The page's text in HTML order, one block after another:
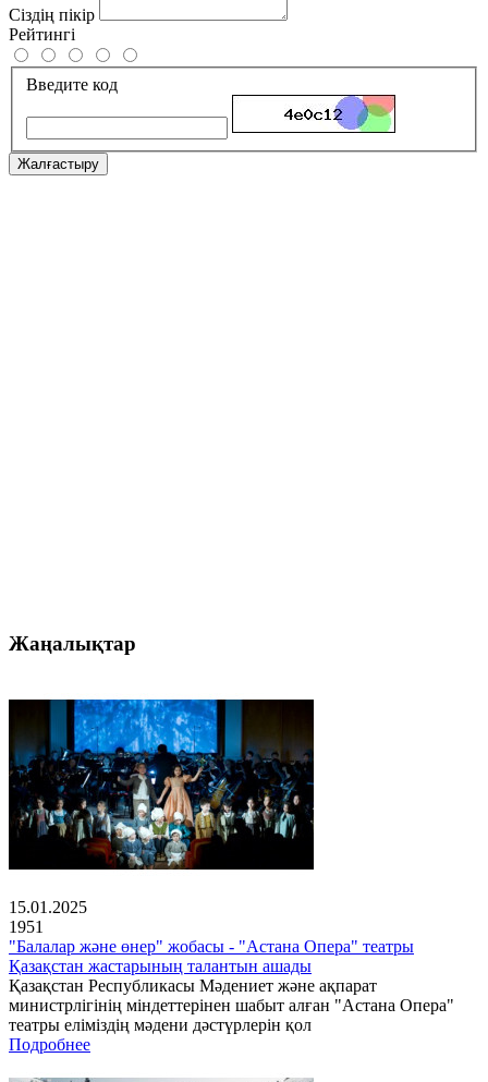
Сіздің пікір
Рейтингі
Введите код
Жалғастыру
Жаңалықтар
15.01.2025
1951
"Балалар және өнер" жобасы - "Астана Опера" театры
Қазақстан жастарының талантын ашады
Қазақстан Республикасы Мәдениет және ақпарат
министрлігінің міндеттерінен шабыт алған "Астана Опера"
театры еліміздің мәдени дәстүрлерін қол
Подробнее